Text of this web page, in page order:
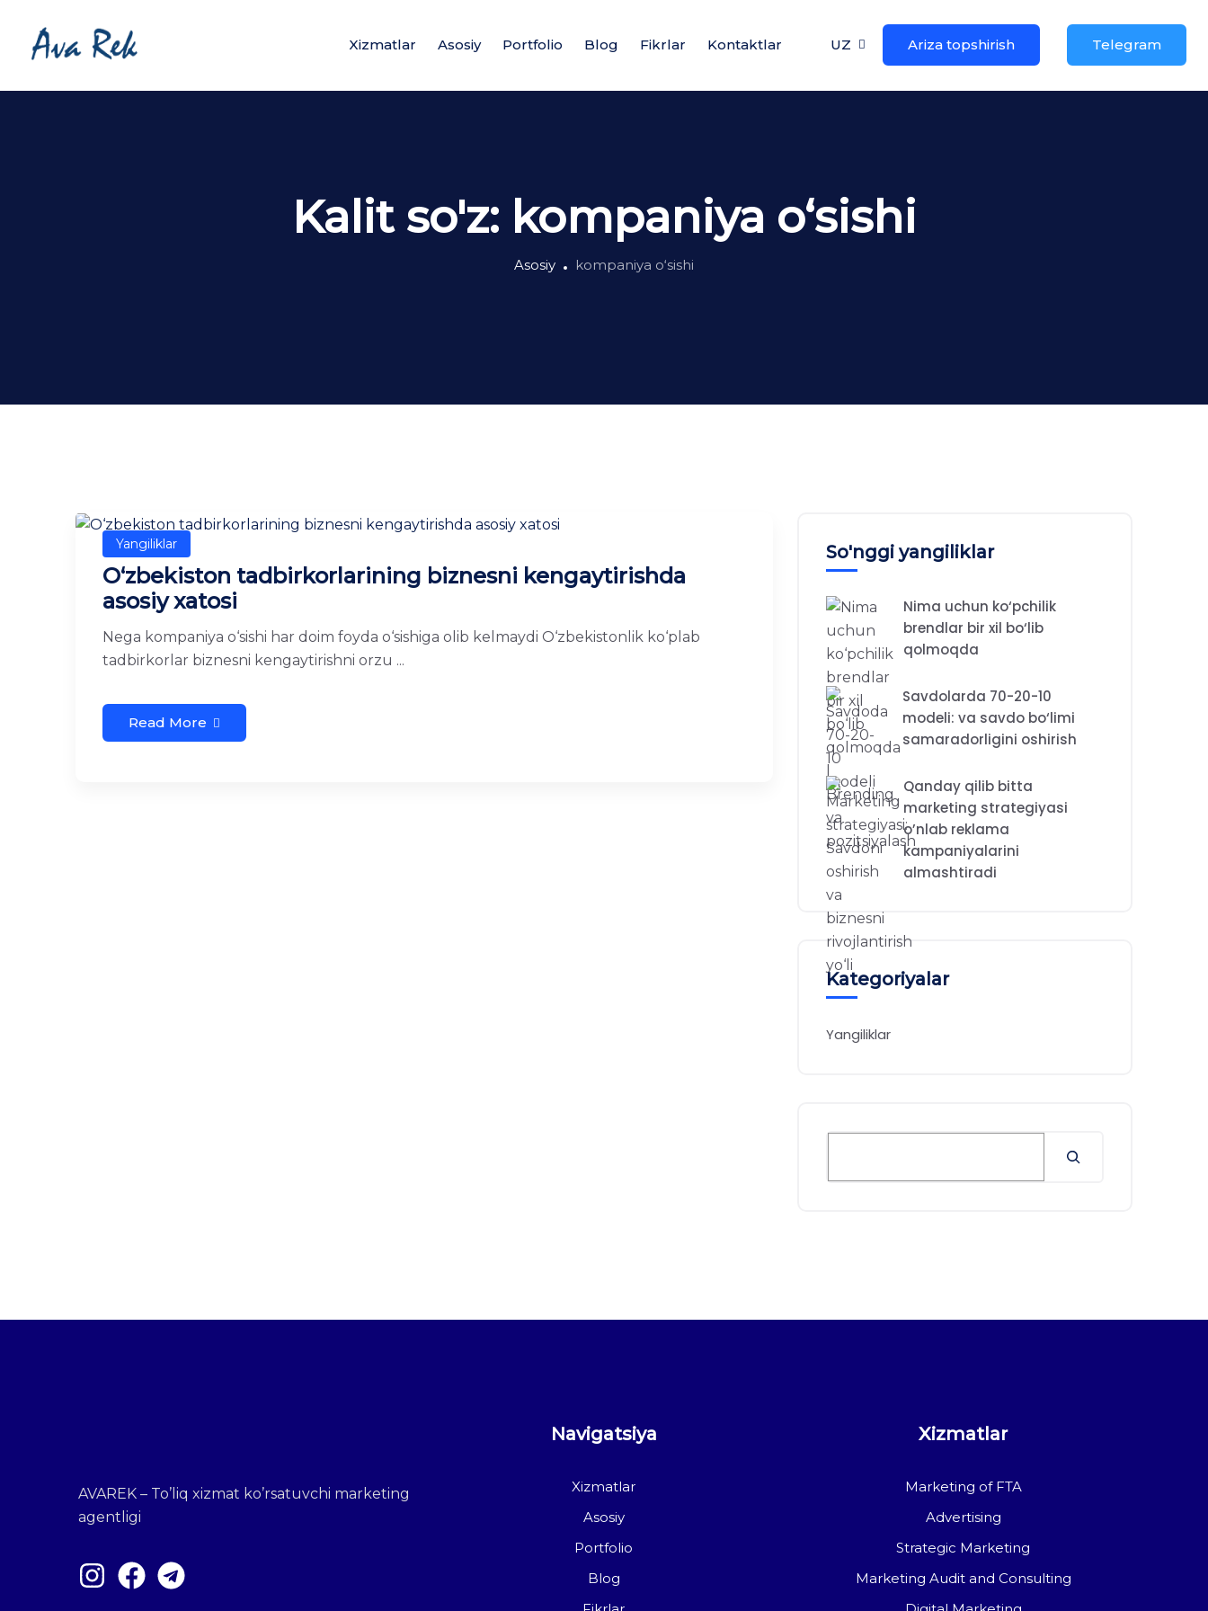
Xizmatlar Asosiy Portfolio Blog Fikrlar Kontaktlar UZ Ariza topshirish Telegram
Kalit so'z: kompaniya o‘sishi
Asosiy kompaniya o‘sishi
Yangiliklar
O‘zbekiston tadbirkorlarining biznesni kengaytirishda
asosiy xatosi
Nega kompaniya o‘sishi har doim foyda o‘sishiga olib kelmaydi O‘zbekistonlik ko‘plab
tadbirkorlar biznesni kengaytirishni orzu ...
Read More
So'nggi yangiliklar
Nima uchun ko‘pchilik
brendlar bir xil bo‘lib
qolmoqda
Savdolarda 70-20-10
modeli: va savdo bo‘limi
samaradorligini oshirish
Qanday qilib bitta
marketing strategiyasi
o’nlab reklama
kampaniyalarini
almashtiradi
Kategoriyalar
Yangiliklar
AVAREK – To’liq xizmat ko’rsatuvchi marketing
agentligi
Navigatsiya
Xizmatlar
Asosiy
Portfolio
Blog
Xizmatlar
Marketing of FTA
Advertising
Strategic Marketing
Marketing Audit and Consulting